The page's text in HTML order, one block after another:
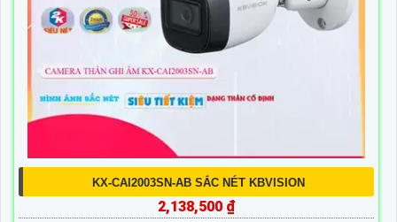
KX-CAI2003SN-AB SẮC NÉT KBVISION
2,138,500 ₫